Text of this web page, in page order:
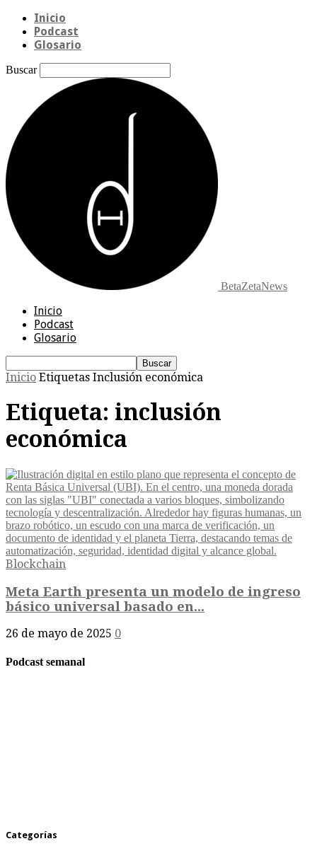
Inicio
Podcast
Glosario
Buscar
BetaZetaNews
Inicio
Podcast
Glosario
Inicio Etiquetas Inclusión económica
Etiqueta: inclusión
económica
Blockchain
Meta Earth presenta un modelo de ingreso
básico universal basado en...
26 de mayo de 2025 0
Podcast semanal
Categorías